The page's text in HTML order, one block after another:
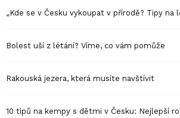
„Kde se v Česku vykoupat v přírodě? Tipy na
Bolest uší z létání? Víme, co vám pomůže
Rakouská jezera, která musíte navštívit
10 tipů na kempy s dětmi v Česku: Nejlepší